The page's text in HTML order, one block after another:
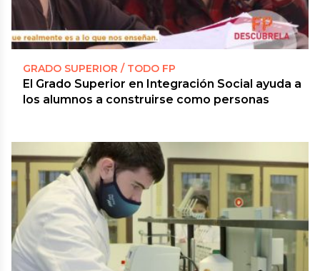
GRADO SUPERIOR / TODO FP
El Grado Superior en Integración Social ayuda a
los alumnos a construirse como personas